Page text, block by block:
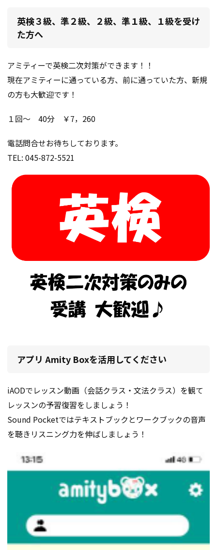
英検３級、準２級、２級、準１級、１級を受け
た方へ
アミティーで英検二次対策ができます！！
現在アミティーに通っている方、前に通っていた方、新規
の方も大歓迎です！
１回～ 40分 ￥7，260
電話問合せお待ちしております。
TEL: 045-872-5521
アプリ Amity Boxを活用してください
iAODでレッスン動画（会話クラス・文法クラス）を観て
レッスンの予習復習をしましょう！
Sound Pocketではテキストブックとワークブックの音声
を聴きリスニング力を伸ばしましょう！